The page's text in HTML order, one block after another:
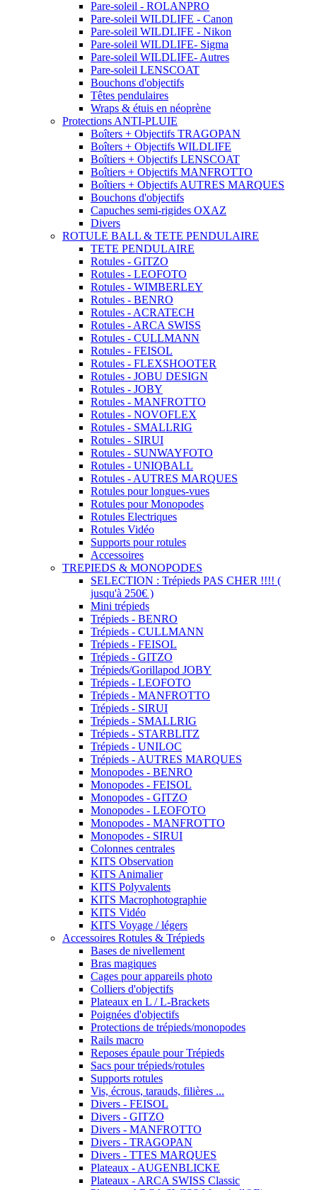
Pare-soleil - ROLANPRO
Pare-soleil WILDLIFE - Canon
Pare-soleil WILDLIFE - Nikon
Pare-soleil WILDLIFE- Sigma
Pare-soleil WILDLIFE- Autres
Pare-soleil LENSCOAT
Bouchons d'objectifs
Têtes pendulaires
Wraps & étuis en néoprène
Protections ANTI-PLUIE
Boîters + Objectifs TRAGOPAN
Boîters + Objectifs WILDLIFE
Boîtiers + Objectifs LENSCOAT
Boîtiers + Objectifs MANFROTTO
Boîtiers + Objectifs AUTRES MARQUES
Bouchons d'objectifs
Capuches semi-rigides OXAZ
Divers
ROTULE BALL & TETE PENDULAIRE
TETE PENDULAIRE
Rotules - GITZO
Rotules - LEOFOTO
Rotules - WIMBERLEY
Rotules - BENRO
Rotules - ACRATECH
Rotules - ARCA SWISS
Rotules - CULLMANN
Rotules - FEISOL
Rotules - FLEXSHOOTER
Rotules - JOBU DESIGN
Rotules - JOBY
Rotules - MANFROTTO
Rotules - NOVOFLEX
Rotules - SMALLRIG
Rotules - SIRUI
Rotules - SUNWAYFOTO
Rotules - UNIQBALL
Rotules - AUTRES MARQUES
Rotules pour longues-vues
Rotules pour Monopodes
Rotules Electriques
Rotules Vidéo
Supports pour rotules
Accessoires
TREPIEDS & MONOPODES
SELECTION : Trépieds PAS CHER !!!! (
jusqu'à 250€ )
Mini trépieds
Trépieds - BENRO
Trépieds - CULLMANN
Trépieds - FEISOL
Trépieds - GITZO
Trépieds/Gorillapod JOBY
Trépieds - LEOFOTO
Trépieds - MANFROTTO
Trépieds - SIRUI
Trépieds - SMALLRIG
Trépieds - STARBLITZ
Trépieds - UNILOC
Trépieds - AUTRES MARQUES
Monopodes - BENRO
Monopodes - FEISOL
Monopodes - GITZO
Monopodes - LEOFOTO
Monopodes - MANFROTTO
Monopodes - SIRUI
Colonnes centrales
KITS Observation
KITS Animalier
KITS Polyvalents
KITS Macrophotographie
KITS Vidéo
KITS Voyage / légers
Accessoires Rotules & Trépieds
Bases de nivellement
Bras magiques
Cages pour appareils photo
Colliers d'objectifs
Plateaux en L / L-Brackets
Poignées d'objectifs
Protections de trépieds/monopodes
Rails macro
Reposes épaule pour Trépieds
Sacs pour trépieds/rotules
Supports rotules
Vis, écrous, tarauds, filières ...
Divers - FEISOL
Divers - GITZO
Divers - MANFROTTO
Divers - TRAGOPAN
Divers - TTES MARQUES
Plateaux - AUGENBLICKE
Plateaux - ARCA SWISS Classic